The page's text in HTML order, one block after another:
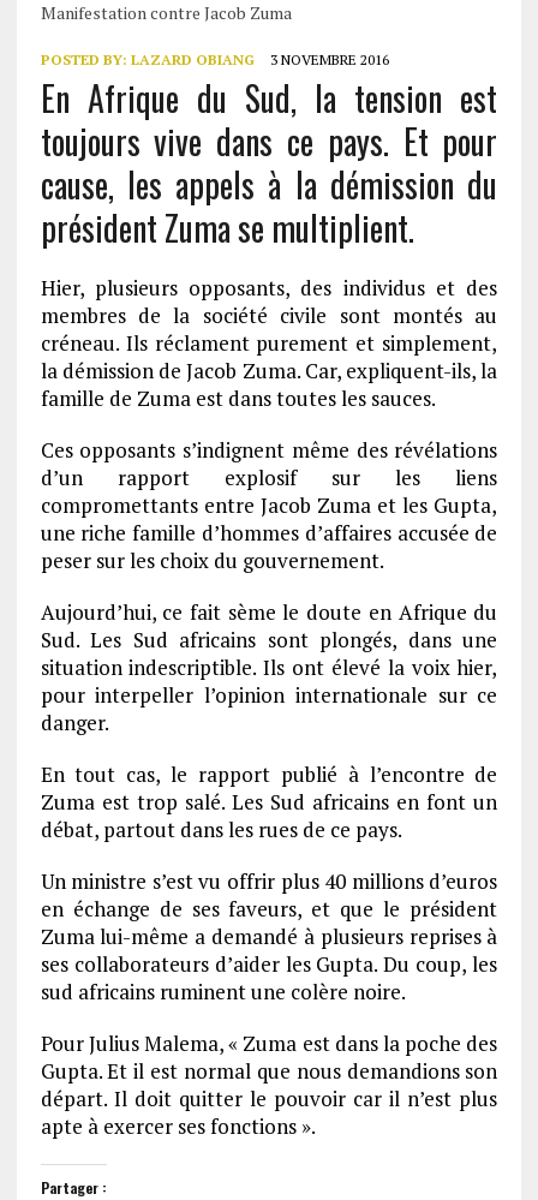
Manifestation contre Jacob Zuma
POSTED BY: LAZARD OBIANG 3 NOVEMBRE 2016
En Afrique du Sud, la tension est
toujours vive dans ce pays. Et pour
cause, les appels à la démission du
président Zuma se multiplient.
Hier, plusieurs opposants, des individus et des
membres de la société civile sont montés au
créneau. Ils réclament purement et simplement,
la démission de Jacob Zuma. Car, expliquent-ils, la
famille de Zuma est dans toutes les sauces.
Ces opposants s’indignent même des révélations
d’un rapport explosif sur les liens
compromettants entre Jacob Zuma et les Gupta,
une riche famille d’hommes d’affaires accusée de
peser sur les choix du gouvernement.
Aujourd’hui, ce fait sème le doute en Afrique du
Sud. Les Sud africains sont plongés, dans une
situation indescriptible. Ils ont élevé la voix hier,
pour interpeller l’opinion internationale sur ce
danger.
En tout cas, le rapport publié à l’encontre de
Zuma est trop salé. Les Sud africains en font un
débat, partout dans les rues de ce pays.
Un ministre s’est vu offrir plus 40 millions d’euros
en échange de ses faveurs, et que le président
Zuma lui-même a demandé à plusieurs reprises à
ses collaborateurs d’aider les Gupta. Du coup, les
sud africains ruminent une colère noire.
Pour Julius Malema, « Zuma est dans la poche des
Gupta. Et il est normal que nous demandions son
départ. Il doit quitter le pouvoir car il n’est plus
apte à exercer ses fonctions ».
Partager :